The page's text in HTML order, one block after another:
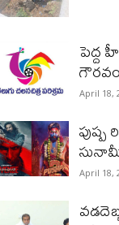
పెద్ద
April 18,
పుష్ప
April 18,